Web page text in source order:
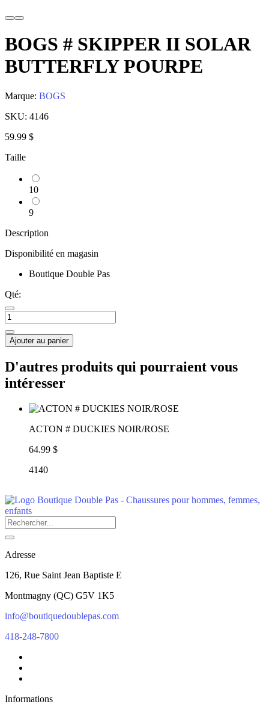
BOGS # SKIPPER II SOLAR
BUTTERFLY POURPE
Marque: BOGS
SKU: 4146
59.99 $
Taille
10
9
Description
Disponibilité en magasin
Boutique Double Pas
Qté:
Ajouter au panier
D'autres produits qui pourraient vous
intéresser
ACTON # DUCKIES NOIR/ROSE
64.99 $
4140
Adresse
126, Rue Saint Jean Baptiste E
Montmagny (QC) G5V 1K5
info@boutiquedoublepas.com
418-248-7800
Informations